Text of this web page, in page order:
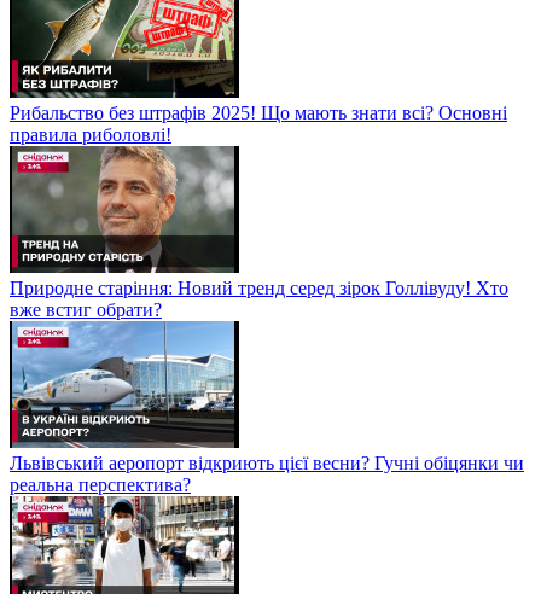
Рибальство без штрафів 2025! Що мають знати всі? Основні
правила риболовлі!
Природне старіння: Новий тренд серед зірок Голлівуду! Хто
вже встиг обрати?
Львівський аеропорт відкриють цієї весни? Гучні обіцянки чи
реальна перспектива?